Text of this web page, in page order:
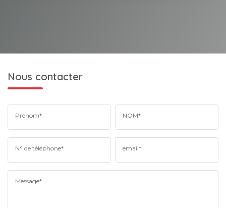
Nous contacter
Prénom* NOM*
N° de téléphone* email*
Message*